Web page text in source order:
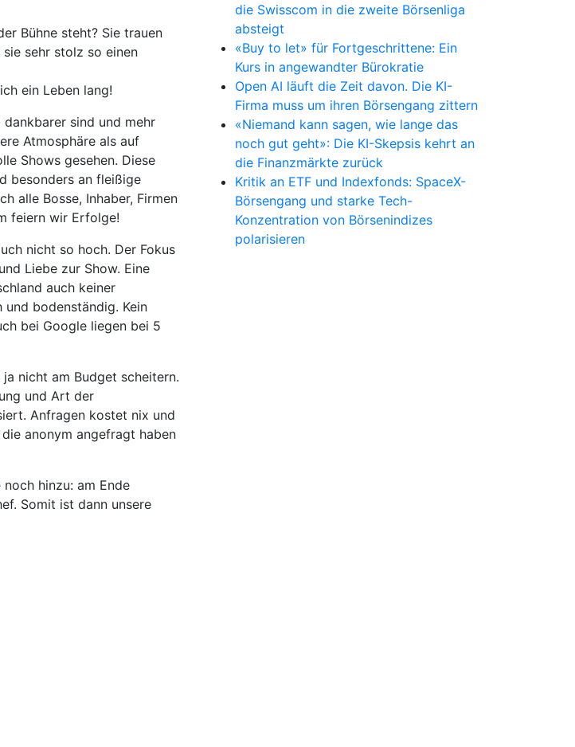
Bühne steht? Sie trauen
sehr stolz so einen
ein Leben lang!
sind und mehr
Atmosphäre als auf
Shows gesehen. Diese
besonders an fleißige
alle Bosse, Inhaber, Firmen
feiern wir Erfolge!
nicht so hoch. Der Fokus
Liebe zur Show. Eine
auch keiner
und bodenständig. Kein
bei Google liegen bei 5
nicht am Budget scheitern.
und Art der
Anfragen kostet nix und
anonym angefragt haben
hinzu: am Ende
Somit ist dann unsere
die Swisscom in die zweite Börsenliga
absteigt
«Buy to let» für Fortgeschrittene: Ein
Kurs in angewandter Bürokratie
Open AI läuft die Zeit davon. Die KI-
Firma muss um ihren Börsengang zittern
«Niemand kann sagen, wie lange das
noch gut geht»: Die KI-Skepsis kehrt an
die Finanzmärkte zurück
Kritik an ETF und Indexfonds: SpaceX-
Börsengang und starke Tech-
Konzentration von Börsenindizes
polarisieren